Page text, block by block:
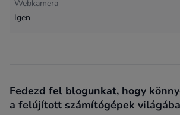
Webkamera
Igen
Fedezd fel blogunkat, hogy
a felújított számítógépek